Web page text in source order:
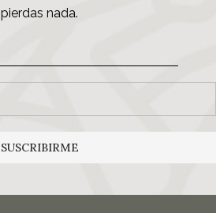
pierdas nada.
SUSCRIBIRME